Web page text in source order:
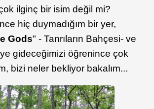
ilginç bir isim değil mi?
hiç duymadığım bir yer,
Gods" - Tanrıların Bahçesi- ve
gideceğimizi öğrenince çok
bizi neler bekliyor bakalım...